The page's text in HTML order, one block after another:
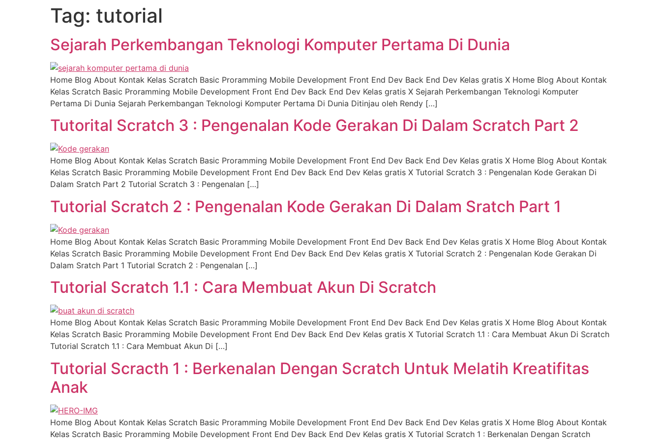
Tag: tutorial
Sejarah Perkembangan Teknologi Komputer Pertama Di Dunia
Home Blog About Kontak Kelas Scratch Basic Proramming Mobile Development Front End Dev Back End Dev Kelas gratis X Home Blog About Kontak
Kelas Scratch Basic Proramming Mobile Development Front End Dev Back End Dev Kelas gratis X Sejarah Perkembangan Teknologi Komputer
Pertama Di Dunia Sejarah Perkembangan Teknologi Komputer Pertama Di Dunia Ditinjau oleh Rendy […]
Tutorital Scratch 3 : Pengenalan Kode Gerakan Di Dalam Scratch Part 2
Home Blog About Kontak Kelas Scratch Basic Proramming Mobile Development Front End Dev Back End Dev Kelas gratis X Home Blog About Kontak
Kelas Scratch Basic Proramming Mobile Development Front End Dev Back End Dev Kelas gratis X Tutorial Scratch 3 : Pengenalan Kode Gerakan Di
Dalam Sratch Part 2 Tutorial Scratch 3 : Pengenalan […]
Tutorial Scratch 2 : Pengenalan Kode Gerakan Di Dalam Sratch Part 1
Home Blog About Kontak Kelas Scratch Basic Proramming Mobile Development Front End Dev Back End Dev Kelas gratis X Home Blog About Kontak
Kelas Scratch Basic Proramming Mobile Development Front End Dev Back End Dev Kelas gratis X Tutorial Scratch 2 : Pengenalan Kode Gerakan Di
Dalam Sratch Part 1 Tutorial Scratch 2 : Pengenalan […]
Tutorial Scratch 1.1 : Cara Membuat Akun Di Scratch
Home Blog About Kontak Kelas Scratch Basic Proramming Mobile Development Front End Dev Back End Dev Kelas gratis X Home Blog About Kontak
Kelas Scratch Basic Proramming Mobile Development Front End Dev Back End Dev Kelas gratis X Tutorial Scratch 1.1 : Cara Membuat Akun Di Scratch
Tutorial Scratch 1.1 : Cara Membuat Akun Di […]
Tutorial Scracth 1 : Berkenalan Dengan Scratch Untuk Melatih Kreatifitas
Anak
Home Blog About Kontak Kelas Scratch Basic Proramming Mobile Development Front End Dev Back End Dev Kelas gratis X Home Blog About Kontak
Kelas Scratch Basic Proramming Mobile Development Front End Dev Back End Dev Kelas gratis X Tutorial Scratch 1 : Berkenalan Dengan Scratch